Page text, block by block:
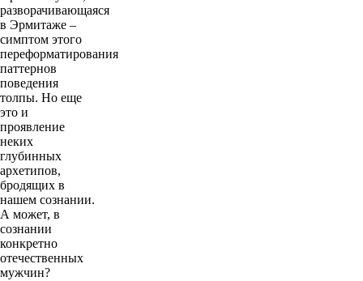
разворачивающаяся
в Эрмитаже –
симптом этого
переформатирования
паттернов
поведения
толпы. Но еще
это и
проявление
неких
глубинных
архетипов,
бродящих в
нашем сознании.
А может, в
сознании
конкретно
отечественных
мужчин?